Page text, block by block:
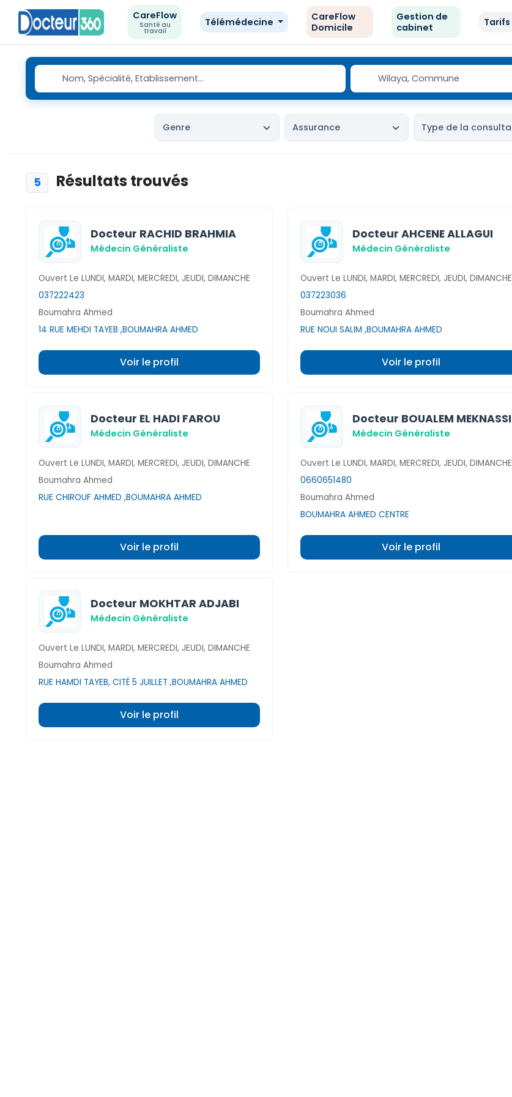
CareFlow
Santé au
travail
Télémédecine
CareFlow
Domicile
Gestion de
cabinet
Tarifs
5 Résultats trouvés
Docteur RACHID BRAHMIA
Médecin Généraliste
Ouvert Le LUNDI, MARDI, MERCREDI, JEUDI, DIMANCHE
037222423
Boumahra Ahmed
14 RUE MEHDI TAYEB ,BOUMAHRA AHMED
Voir le profil
Docteur AHCENE ALLAGUI
Médecin Généraliste
Ouvert Le LUNDI, MARDI, MERCREDI, JEUDI, DIMANCHE
037223036
Boumahra Ahmed
RUE NOUI SALIM ,BOUMAHRA AHMED
Voir le profil
Docteur EL HADI FAROU
Médecin Généraliste
Ouvert Le LUNDI, MARDI, MERCREDI, JEUDI, DIMANCHE
Boumahra Ahmed
RUE CHIROUF AHMED ,BOUMAHRA AHMED
Voir le profil
Docteur BOUALEM MEKNASSI
Médecin Généraliste
Ouvert Le LUNDI, MARDI, MERCREDI, JEUDI, DIMANCHE
0660651480
Boumahra Ahmed
BOUMAHRA AHMED CENTRE
Voir le profil
Docteur MOKHTAR ADJABI
Médecin Généraliste
Ouvert Le LUNDI, MARDI, MERCREDI, JEUDI, DIMANCHE
Boumahra Ahmed
RUE HAMDI TAYEB, CITÉ 5 JUILLET ,BOUMAHRA AHMED
Voir le profil